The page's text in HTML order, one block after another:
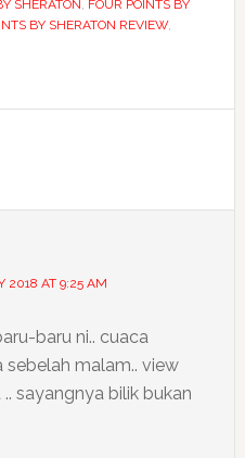
SHERATON, FOUR POINTS BY
BY SHERATON REVIEW,
2018 AT 9:25 AM
baru ni.. cuaca
sebelah malam.. view
sayangnya bilik bukan